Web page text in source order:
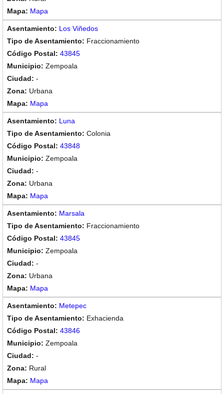
Mapa
Los Viñedos
Fraccionamiento
43845
Zempoala
-
Urbana
Mapa
Luna
Colonia
43848
Zempoala
-
Urbana
Mapa
Marsala
Fraccionamiento
43845
Zempoala
-
Urbana
Mapa
Metepec
Exhacienda
43846
Zempoala
-
Rural
Mapa